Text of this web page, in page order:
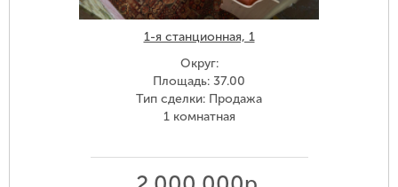
1-я станционная, 1
Округ:
Площадь: 37.00
Тип сделки: Продажа
1 комнатная